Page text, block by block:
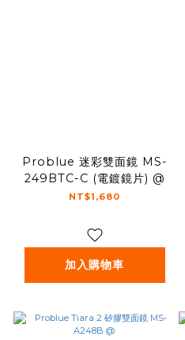
Problue 迷彩雙面鏡 MS-
249BTC-C (電鍍鏡片) @
NT$1,680
加入購物車